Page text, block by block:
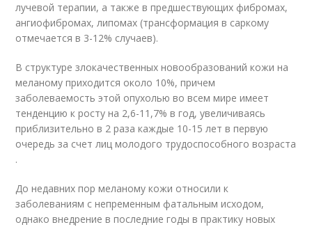
лучевой терапии, а также в предшествующих фибромах,
ангиофибромах, липомах (трансформация в саркому
отмечается в 3-12% случаев).
В структуре злокачественных новообразований кожи на
меланому приходится около 10%, причем
заболеваемость этой опухолью во всем мире имеет
тенденцию к росту на 2,6-11,7% в год, увеличиваясь
приблизительно в 2 раза каждые 10-15 лет в первую
очередь за счет лиц молодого трудоспособного возраста
.
До недавних пор меланому кожи относили к
заболеваниям с непременным фатальным исходом,
однако внедрение в последние годы в практику новых